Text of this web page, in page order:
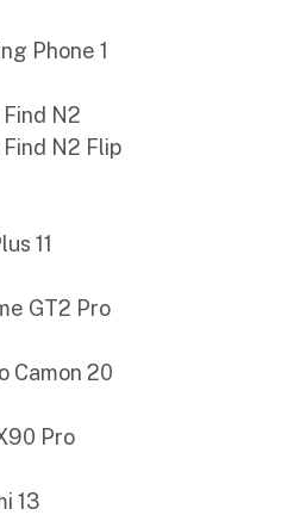
Phone 1
Find N2
Find N2 Flip
11
GT2 Pro
Camon 20
Pro
13